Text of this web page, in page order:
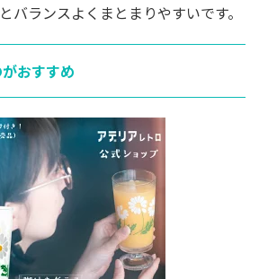
バランスよくまとまりやすいです。
おすすめ